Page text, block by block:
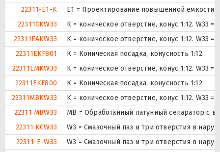
22311-E1-K
E1 = Проектирование повышенной емкости.
22311CKW33
K = коническое отверстие, конус 1:12. W33
22311EAKW33
K = коническое отверстие, конус 1:12. W33
22311EKF801
К = Коническая посадка, конусность 1:12.
22311EMKW33
K = коническое отверстие, конус 1:12. W33
22311EKF800
К = Коническая посадка, конусность 1:12.
22311MBKW33
K = коническое отверстие, конус 1:12. W33
22311 MBW33
MB = Обработанный латунный сепаратор с
22311 KCW33
W3 = Смазочный паз и три отверстия в
22311-E-W33
W3 = Смазочный паз и три отверстия в